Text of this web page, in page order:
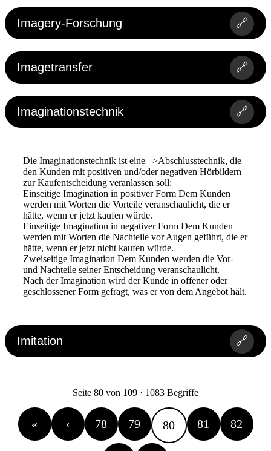
Imagery-Forschung 🔗
Imagetransfer 🔗
Imaginationstechnik 🔗
Die Imaginationstechnik ist eine –>Abschlusstechnik, die
den Kunden mit positiven und/oder negativen Hörbildern
zur Kaufentscheidung veranlassen soll:
Einseitige Imagination in positiver Form Dem Kunden
werden mit Worten die Vorteile veranschaulicht, die er
hätte, wenn er jetzt kaufen würde.
Einseitige Imagination in negativer Form Dem Kunden
werden mit Worten die Nachteile vor Augen geführt, die er
hätte, wenn er jetzt nicht kaufen würde.
Zweiseitige Imagination Dem Kunden werden die Vor-
und Nachteile seiner Entscheidung veranschaulicht.
Nach der Imagination wird der Kunde in offener oder
geschlossener Form gefragt, was er von dem Angebot hält.
Imitation 🔗
Seite 80 von 109 · 1083 Begriffe
« ‹ 78 79 80 81 82